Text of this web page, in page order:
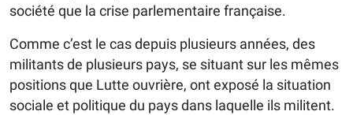
société que la crise parlementaire française.
Comme c’est le cas depuis plusieurs années, des
militants de plusieurs pays, se situant sur les mêmes
positions que Lutte ouvrière, ont exposé la situation
sociale et politique du pays dans laquelle ils militent.